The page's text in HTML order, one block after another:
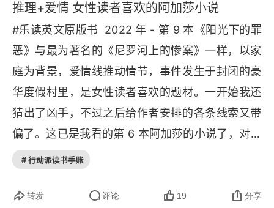
推理+爱情 女性读者喜欢的阿加莎小说
#乐读英文原版书  2022 年 - 第 9 本《阳光下的罪
恶》与最为著名的《尼罗河上的惨案》一样，以家
庭为背景，爱情线推动情节，事件发生于封闭的豪
华度假村里，是女性读者喜欢的题材。一开始我还
猜出了凶手，不过之后给作者安排的各条线索又带
偏了。这已是我看的第 6 本阿加莎的小说了，对作
者的叙事手法也熟悉了。阿加莎的 “波洛” 系列一般
多，常常有十多个相关人物，我一般这里看得最为
# 行动派读书手账
转发 评论 19 分享